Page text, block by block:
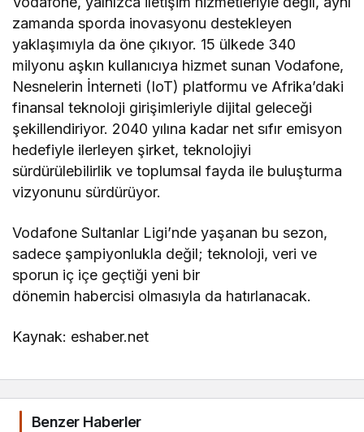
zamanda sporda inovasyonu destekleyen
yaklaşımıyla da öne çıkıyor. 15 ülkede 340
milyonu aşkın kullanıcıya hizmet sunan Vodafone,
Nesnelerin İnterneti (IoT) platformu ve Afrika’daki
finansal teknoloji girişimleriyle dijital geleceği
şekillendiriyor. 2040 yılına kadar net sıfır emisyon
hedefiyle ilerleyen şirket, teknolojiyi
sürdürülebilirlik ve toplumsal fayda ile buluşturma
vizyonunu sürdürüyor.
Vodafone Sultanlar Ligi’nde yaşanan bu sezon,
sadece şampiyonlukla değil; teknoloji, veri ve
sporun iç içe geçtiği yeni bir
dönemin habercisi olmasıyla da hatırlanacak.
Kaynak: eshaber.net
Benzer Haberler